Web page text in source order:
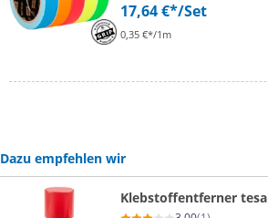
17,64 €*/Set
0,35 €*/1m
Dazu empfehlen wir
Klebstoffentferner tesa